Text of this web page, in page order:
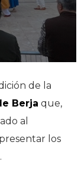
de la
Berja que,
al
los